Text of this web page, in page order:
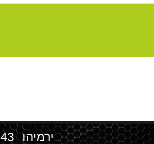
ירמיהו 43 תל אביב